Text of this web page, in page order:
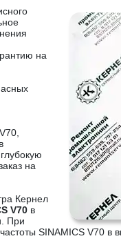
на
на
Кернел
V70 в
При
SINAMICS V70 в